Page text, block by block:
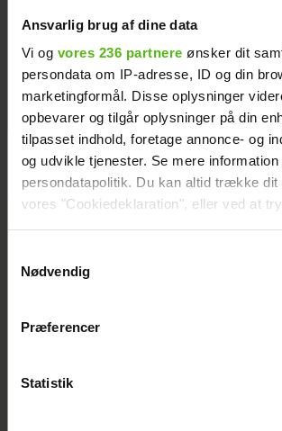
Ansvarlig brug af dine data
Vi og vores 236 partnere ønsker dit
persondata om IP-adresse, ID og din
marketingformål. Disse oplysninger
opbevarer og tilgår oplysninger på din
tilpasset indhold, foretage annonce- og
og udvikle tjenester. Se mere information
persondatapolitik. Du kan altid trække
vores "Cookiedeklaration", eller ved at
Vi anvender egne cookies og cookies
generere statistik og huske dine
Nødvendig
Præferencer
Statistik
stor